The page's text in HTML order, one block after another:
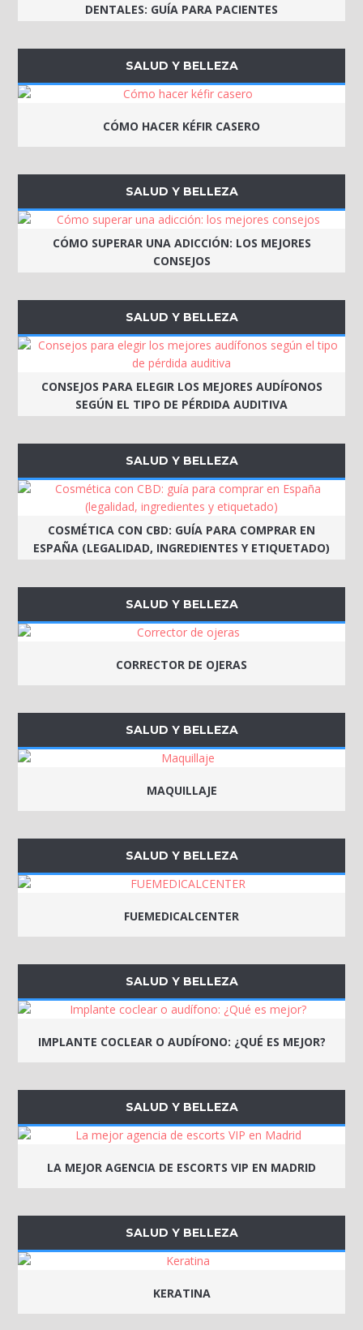
DENTALES: GUÍA PARA PACIENTES
SALUD Y BELLEZA
CÓMO HACER KÉFIR CASERO
SALUD Y BELLEZA
CÓMO SUPERAR UNA ADICCIÓN: LOS MEJORES
CONSEJOS
SALUD Y BELLEZA
CONSEJOS PARA ELEGIR LOS MEJORES AUDÍFONOS
SEGÚN EL TIPO DE PÉRDIDA AUDITIVA
SALUD Y BELLEZA
COSMÉTICA CON CBD: GUÍA PARA COMPRAR EN
ESPAÑA (LEGALIDAD, INGREDIENTES Y ETIQUETADO)
SALUD Y BELLEZA
CORRECTOR DE OJERAS
SALUD Y BELLEZA
MAQUILLAJE
SALUD Y BELLEZA
FUEMEDICALCENTER
SALUD Y BELLEZA
IMPLANTE COCLEAR O AUDÍFONO: ¿QUÉ ES MEJOR?
SALUD Y BELLEZA
LA MEJOR AGENCIA DE ESCORTS VIP EN MADRID​
SALUD Y BELLEZA
KERATINA